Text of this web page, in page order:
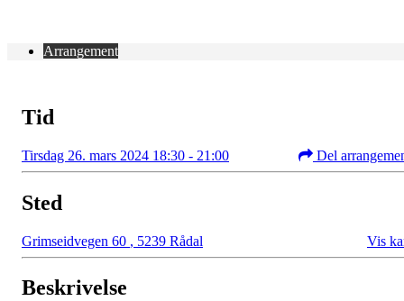
Arrangement
Tid
Tirsdag 26. mars 2024 18:30 - 21:00 Del
Sted
Grimseidvegen 60 , 5239 Rådal Vis
Beskrivelse